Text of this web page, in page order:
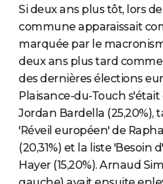
Si deux ans plus tôt, lors
commune apparaissait
marquée par le
deux ans plus tard
des dernières élections
Plaisance-du-Touch
Jordan Bardella (25,20%),
'Réveil européen' de
(20,31%) et la liste 'Besoin
Hayer (15,20%). Arnaud